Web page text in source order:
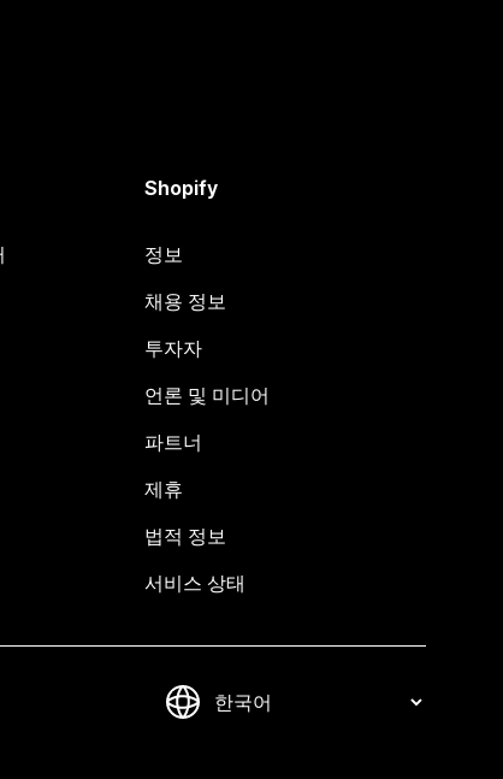
Shopify
정보
채용 정보
투자자
언론 및 미디어
파트너
제휴
법적 정보
서비스 상태